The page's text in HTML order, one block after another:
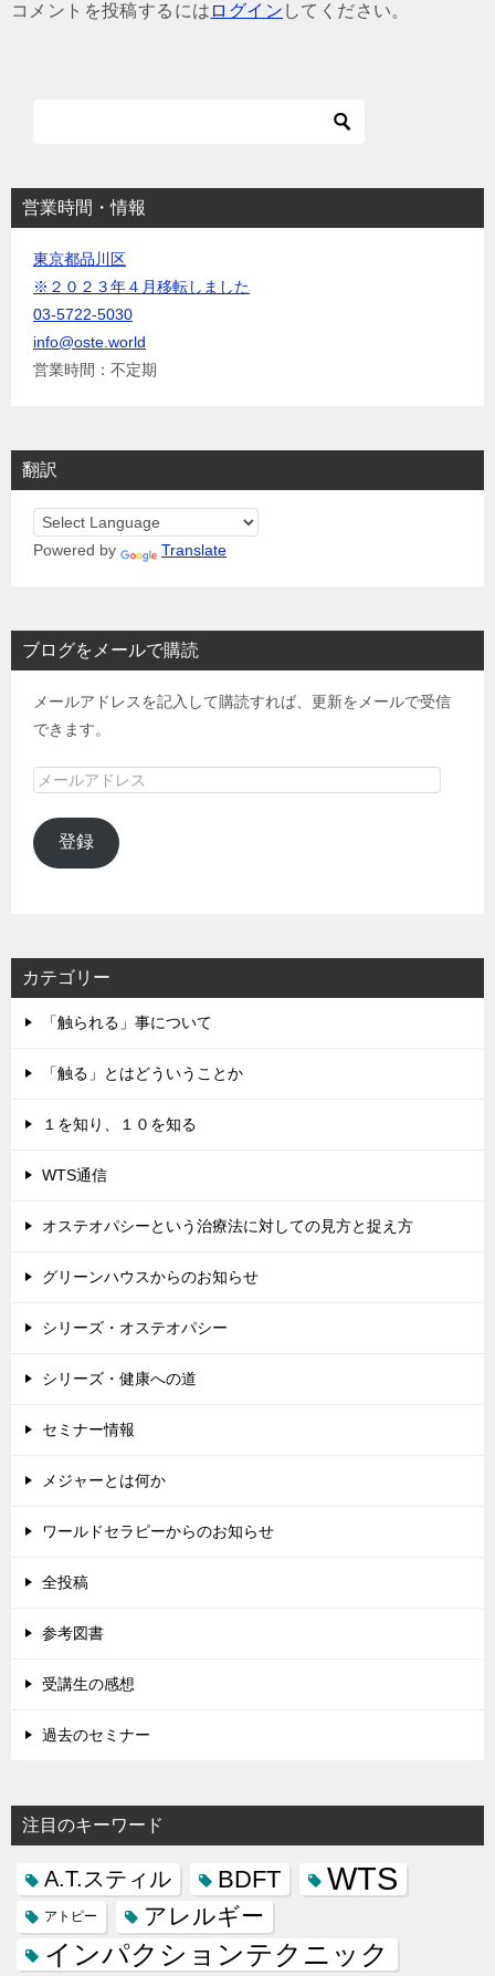
コメントを投稿するには ログイン してください。
営業時間・情報
東京都品川区
※２０２３年４月移転しました
03-5722-5030
info@oste.world
営業時間：不定期
翻訳
Powered by Translate
ブログをメールで購読
メールアドレスを記入して購読すれば、更新をメールで受信
できます。
メ
ル
ア
登録
カテゴリー
「触られる」事について
「触る」とはどういうことか
１を知り、１０を知る
WTS通信
オステオパシーという治療法に対しての見方と捉え方
グリーンハウスからのお知らせ
シリーズ・オステオパシー
シリーズ・健康への道
セミナー情報
メジャーとは何か
ワールドセラピーからのお知らせ
全投稿
参考図書
受講生の感想
過去のセミナー
注目のキーワード
A.T.スティル BDFT WTS
アトピー アレルギー
インパクションテクニック